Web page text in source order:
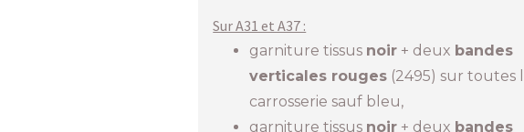
Sur A31 et A37 :
garniture tissus noir + deux bandes
verticales rouges (2495) sur toutes
carrosserie sauf bleu,
garniture tissus noir + deux bandes